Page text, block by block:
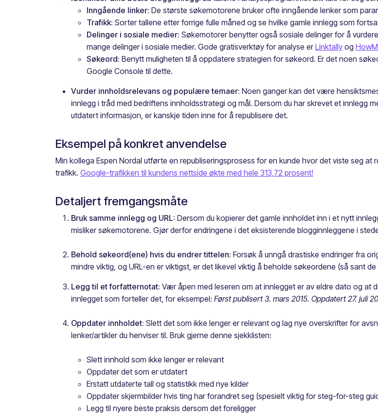
Inngående linker: De største søkemotorene bruker ofte inngående lenker som
Trafikk: Sorter tallene etter forrige fulle måned og se hvilke gamle innlegg som
Delinger i sosiale medier: Søkemotorer benytter også sosiale delinger for å
mange delinger i sosiale medier. Gode gratisverktøy for analyse erLinktally og
Søkeord: Benytt muligheten til å oppdatere strategien for søkeord. Er det noen
Google Console til dette.
Vurder innholdsrelevans og populære temaer: Noen ganger kan det være
innlegg i tråd med bedriftens innholdsstrategi og mål. Dersom du har skrevet et innlegg
utdatert informasjon, er kanskje tiden inne for å republisere det.
Eksempel på konkret anvendelse
Min kollega Espen Nordal utførte en republiseringsprosess for en kunde hvor det viste seg
trafikk. Google-trafikken til kundens nettside økte med hele 313,72 prosent!
Detaljert fremgangsmåte
Bruk samme innlegg og URL: Dersom du kopierer det gamle innholdet inn i et nytt
misliker søkemotorene. Gjør derfor endringene i det eksisterende blogginnleggene i
Behold søkeord(ene) hvis du endrer tittelen: Forsøk å unngå drastiske endringer fra
mindre viktig, og URL-en er viktigst, er det likevel viktig å beholde søkeordene (så sant
Legg til et forfatternotat: Vær åpen med leseren om at innlegget er av eldre dato og at
innlegget som forteller det, for eksempel: Først publisert 3. mars 2015. Oppdatert 27. juli
Oppdater innholdet: Slett det som ikke lenger er relevant og lag nye overskrifter for
lenker/artikler du henviser til. Bruk gjerne denne sjekklisten:
Slett innhold som ikke lenger er relevant
Oppdater det som er utdatert
Erstatt utdaterte tall og statistikk med nye kilder
Oppdater skjermbilder hvis ting har forandret seg (spesielt viktig for steg-for-steg
Legg til nyere beste praksis dersom det foreligger